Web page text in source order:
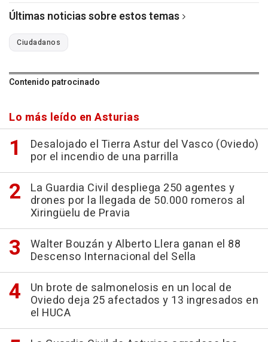
Últimas noticias sobre estos temas
Ciudadanos
Contenido patrocinado
Lo más leído en Asturias
Desalojado el Tierra Astur del Vasco (Oviedo)
por el incendio de una parrilla
La Guardia Civil despliega 250 agentes y
drones por la llegada de 50.000 romeros al
Xiringüelu de Pravia
Walter Bouzán y Alberto Llera ganan el 88
Descenso Internacional del Sella
Un brote de salmonelosis en un local de
Oviedo deja 25 afectados y 13 ingresados en
el HUCA